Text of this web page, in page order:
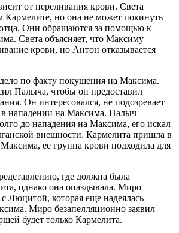
от переливания крови. Света
Кармелите, но она не может покинуть
Они обращаются за помощью к
Света объясняет, что Максиму
крови, но Антон отказывается
по факту покушения на Максима.
Палыча, чтобы он предоставил
Он интересовался, не подозревает
нападении на Максима. Палыч
до нападения на Максима, его искал
внешности. Кармелита пришла в
ее группа крови подходила для
где должна была
однако она опаздывала. Миро
с Люцитой, которая еще надеялась
Миро безапелляционно заявил
будет только Кармелита.